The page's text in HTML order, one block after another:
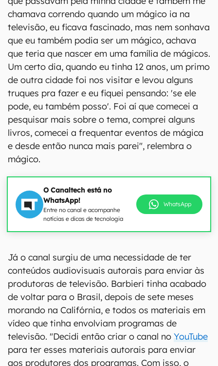
chamava correndo quando um mágico ia na
televisão, eu ficava fascinado, mas nem sonhava
que eu também podia ser um mágico, achava
que teria que nascer em uma família de mágicos.
Um certo dia, quando eu tinha 12 anos, um primo
de outra cidade foi nos visitar e levou alguns
truques pra fazer e eu fiquei pensando: 'se ele
pode, eu também posso'. Foi aí que comecei a
pesquisar mais sobre o tema, comprei alguns
livros, comecei a frequentar eventos de mágica
e desde então nunca mais parei", relembra o
mágico.
O Canaltech está no
WhatsApp!
Entre no canal e acompanhe
notícias e dicas de tecnologia
WhatsApp
Já o canal surgiu de uma necessidade de ter
conteúdos audiovisuais autorais para enviar às
produtoras de televisão. Barbieri tinha acabado
de voltar para o Brasil, depois de sete meses
morando na Califórnia, e todos os materiais em
vídeo que tinha envolviam programas de
televisão. "Decidi então criar o canal no YouTube
para ter esses materiais autorais para enviar
aos produtores dos programas. Com isso, o